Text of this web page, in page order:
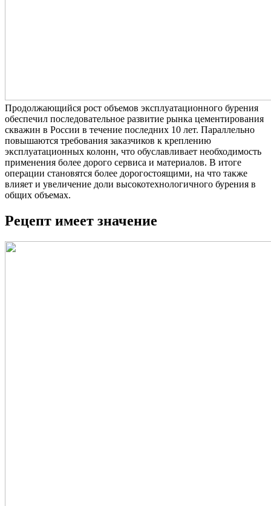
Продолжающийся рост объемов эксплуатационного бурения
обеспечил последовательное развитие рынка цементирования
скважин в России в течение последних 10 лет. Параллельно
повышаются требования заказчиков к креплению
эксплуатационных колонн, что обуславливает необходимость
применения более дорого сервиса и материалов. В итоге
операции становятся более дорогостоящими, на что также
влияет и увеличение доли высокотехнологичного бурения в
общих объемах.
Рецепт имеет значение